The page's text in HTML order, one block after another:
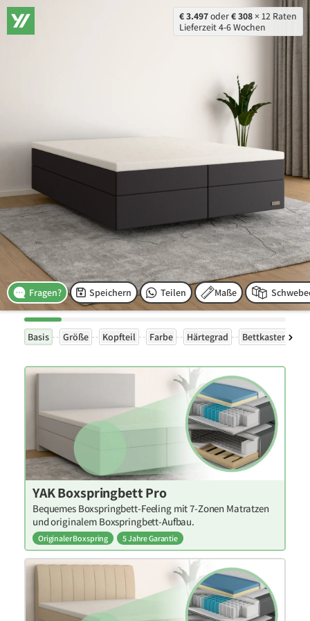
€ 3.497oder€ 308 × 12 Raten
Lieferzeit 4-6 Wochen
Fragen? Maße
Speichern Teilen
Basis Größe Kopfteil Farbe Härtegrad Bettkasten
YAK Boxspringbett Pro
Bequemes Boxspringbett-Feeling mit 7-Zonen Matratzen
und originalem Boxspringbett-Aufbau.
Originaler Boxspring 5 Jahre Garantie